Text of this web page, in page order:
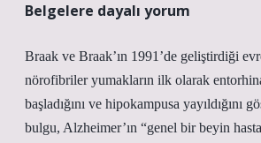
Belgelere dayalı yorum
Braak ve Braak’ın 1991’de geliştirdiği
nörofibriler yumakların ilk olarak
başladığını ve hipokampusa yayıldığını
bulgu, Alzheimer’ın “genel bir beyin